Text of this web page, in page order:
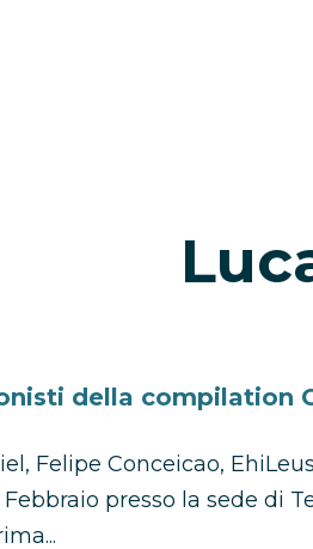
della compilation
Felipe Conceicao,
presso la sede di